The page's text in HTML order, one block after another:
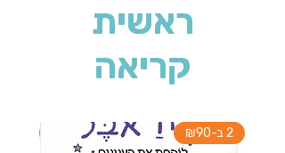
ראשית
קריאה
2 ב-₪90